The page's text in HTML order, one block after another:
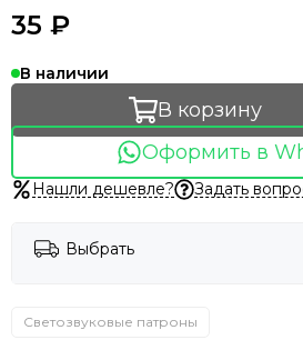
35 ₽
В наличии
В корзину
Оформить в
Нашли дешевле? Задать
Выбрать
Светозвуковые патроны